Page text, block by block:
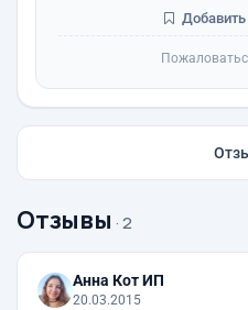
Добавить
Отзывы · 2
Анна Кот ИП
20.03.2015